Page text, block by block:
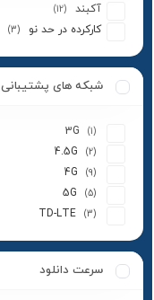
نوکیا | Nokia (1)
یوتل
آکبند (12)
کارکرده در حد نو (3)
شبکه های پشتیبانی
3G (1)
4.5G (2)
4G (9)
5G (5)
TD-LTE (3)
سرعت دانلود